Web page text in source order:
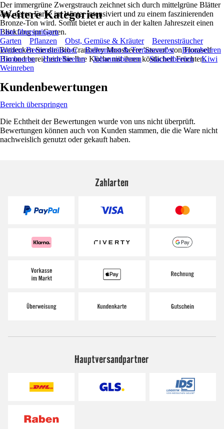
Der immergrüne Zwergstrauch zeichnet sich durch mittelgrüne Blätter
aus, deren Farbe im Winter intensiviert und zu einem faszinierenden
Bronze-Ton wird. Somit bietet er auch in der kalten Jahreszeit einen
Blickfang im Garten.
Entdecken Sie die Bio Cranberry Moosbeere 'Steven' von Floraself
Bio und bereichern Sie Ihre Küche mit ihren köstlichen Früchten.
Weitere Kategorien
Liste überspringen
Garten
Pflanzen Obst, Gemüse & Kräuter
Beerensträucher
Weitere Beerensträucher
Balkonobst & Terrassenobst
Brombeeren
Himbeeren
Heidelbeeren Johannisbeeren Stachelbeeren
Kiwi
Weinreben
Kundenbewertungen
Bereich überspringen
Die Echtheit der Bewertungen wurde von uns nicht überprüft.
Bewertungen können auch von Kunden stammen, die die Ware nicht
nachweislich genutzt oder gekauft haben.
Zahlarten
Hauptversandpartner